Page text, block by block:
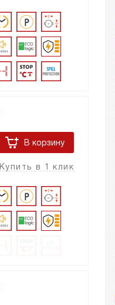
В корзину
Купить в 1 клик